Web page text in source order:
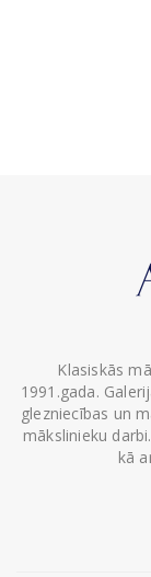
Klasiskās
1991.gada.
glezniecības un
mākslinieku
kā